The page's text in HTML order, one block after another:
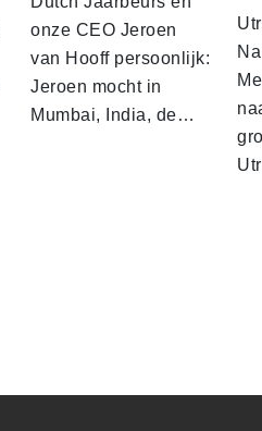
onze CEO Jeroen
van Hooff persoonlijk:
Jeroen mocht in
Mumbai, India, de…